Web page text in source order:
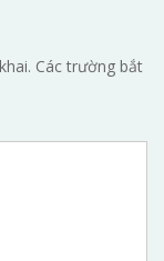
Các trường bắt